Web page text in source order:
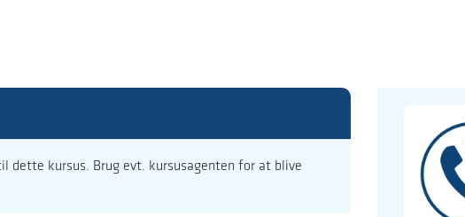
dette kursus. Brug evt. kursusagenten for at blive